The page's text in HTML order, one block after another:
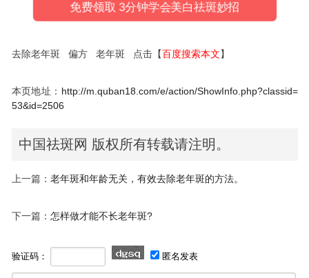
免费领取 3分钟学会美白祛斑妙招
去除老年斑 偏方 老年斑 点击【百度搜索本文】
本页地址： http://m.quban18.com/e/action/ShowInfo.php?classid=
53&id=2506
中国祛斑网 版权所有转载请注明。
上一篇： 老年斑和年龄无关，有效去除老年斑的方法。
下一篇： 怎样做才能不长老年斑?
验证码： 匿名发表